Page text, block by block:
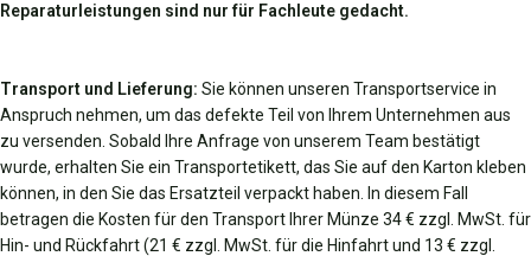
Reparaturleistungen sind nur für Fachleute gedacht.
Transport und Lieferung: Sie können unseren Transportservice in
Anspruch nehmen, um das defekte Teil von Ihrem Unternehmen aus
zu versenden. Sobald Ihre Anfrage von unserem Team bestätigt
wurde, erhalten Sie ein Transportetikett, das Sie auf den Karton kleben
können, in den Sie das Ersatzteil verpackt haben. In diesem Fall
betragen die Kosten für den Transport Ihrer Münze 34 € zzgl. MwSt. für
Hin- und Rückfahrt (21 € zzgl. MwSt. für die Hinfahrt und 13 € zzgl.